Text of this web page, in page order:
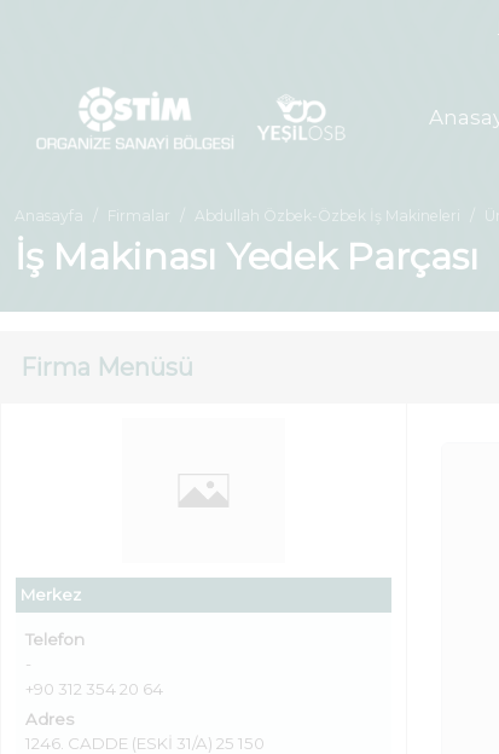
Anasayfa Firmalar Abdullah Özbek-Özbek İş Makineleri
İş Makinası Yedek Parçası
Firma Menüsü
Merkez
Telefon
-
+90 312 354 20 64
Adres
1246. CADDE (ESKİ 31/A) 25 150